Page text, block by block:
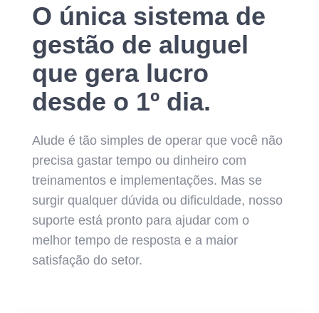
O única sistema de
gestão de aluguel
que gera lucro
desde o 1º dia.
Alude é tão simples de operar que você não
precisa gastar tempo ou dinheiro com
treinamentos e implementações. Mas se
surgir qualquer dúvida ou dificuldade, nosso
suporte está pronto para ajudar com o
melhor tempo de resposta e a maior
satisfação do setor.